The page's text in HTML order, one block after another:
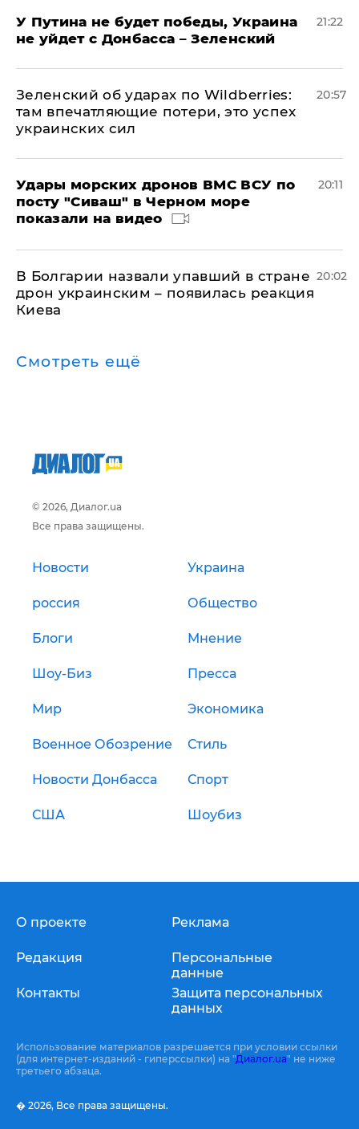
У Путина не будет победы, Украина
не уйдет с Донбасса – Зеленский
21:22
Зеленский об ударах по Wildberries:
там впечатляющие потери, это успех
украинских сил
20:57
Удары морских дронов ВМС ВСУ по
посту "Сиваш" в Черном море
показали на видео
20:11
В Болгарии назвали упавший в стране
дрон украинским – появилась реакция
Киева
20:02
Смотреть ещё
© 2026, Диалог.ua
Все права защищены.
Новости Украина
россия Общество
Блоги Мнение
Шоу-Биз Пресса
Мир Экономика
Военное Обозрение Стиль
Новости Донбасса Спорт
США Шоубиз
О проекте
Редакция
Контакты
Реклама
Персональные
данные
Защита персональных
данных
Использование материалов разрешается при условии ссылки
(для интернет-изданий - гиперссылки) на "Диалог.ua" не ниже
третьего абзаца.
� 2026, Все права защищены.